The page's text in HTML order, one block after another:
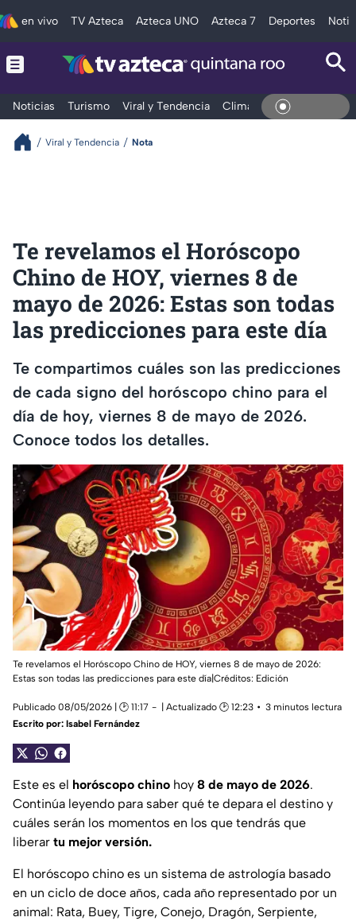
en vivo TV Azteca Azteca UNO Azteca 7 Deportes
Noticias Turismo Viral y Tendencia Clima Tráfico En Vivo
Viral y Tendencia Nota
Te revelamos el Horóscopo
Chino de HOY, viernes 8 de
mayo de 2026: Estas son todas
las predicciones para este día
Te compartimos cuáles son las predicciones
de cada signo del horóscopo chino para el
día de hoy, viernes 8 de mayo de 2026.
Conoce todos los detalles.
Te revelamos el Horóscopo Chino de HOY, viernes 8 de mayo de 2026:
Estas son todas las predicciones para este día|Créditos: Edición
Publicado 08/05/2026 | 🕑 11:17 | Actualizado 🕑 12:23
3 minutos lectura
Escrito por: Isabel Fernández
Este es el horóscopo chino hoy 8 de mayo de 2026.
Continúa leyendo para saber qué te depara el destino y
cuáles serán los momentos en los que tendrás que
liberar tu mejor versión.
El horóscopo chino es un sistema de astrología basado
en un ciclo de doce años, cada año representado por un
animal: Rata, Buey, Tigre, Conejo, Dragón, Serpiente,